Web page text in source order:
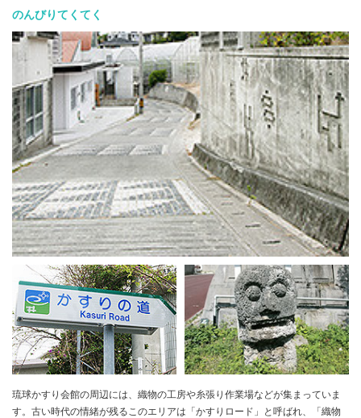
のんびりてくてく
琉球かすり会館の周辺には、織物の工房や糸張り作業場などが集まっていま
す。古い時代の情緒が残るこのエリアは「かすりロード」と呼ばれ、「織物